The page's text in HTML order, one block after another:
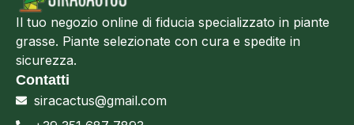
Il tuo negozio online di fiducia specializzato in piante
grasse. Piante selezionate con cura e spedite in
sicurezza.
Contatti
siracactus@gmail.com